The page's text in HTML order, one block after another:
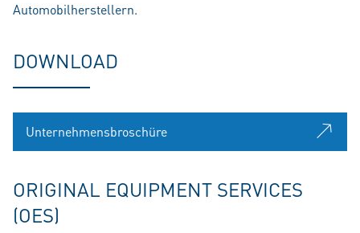
Automobilherstellern.
DOWNLOAD
Unternehmensbroschüre
ORIGINAL EQUIPMENT SERVICES
(OES)